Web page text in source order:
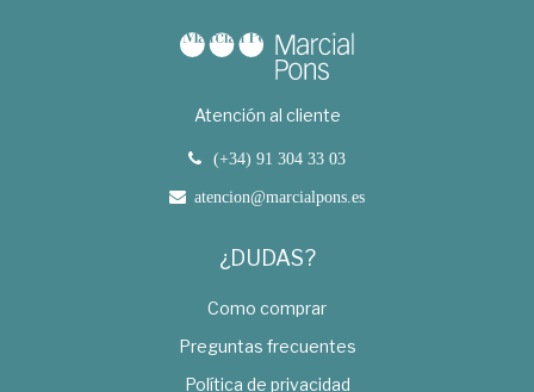
Atención al cliente
(+34) 91 304 33 03
atencion@marcialpons.es
¿DUDAS?
Como comprar
Preguntas frecuentes
Política de privacidad